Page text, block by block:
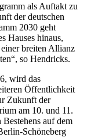
als Auftakt zu
der deutschen
2030 geht
Hauses hinaus,
breiten Allianz
so Hendricks.
wird das
Öffentlichkeit
Zukunft der
am 10. und 11.
Bestehens auf dem
Schöneberg